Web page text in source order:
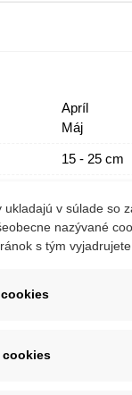
Apríl
Máj
15 - 25 cm
Modrá
Október
ukladajú v súlade so
nazývané
s tým vyjadrujete